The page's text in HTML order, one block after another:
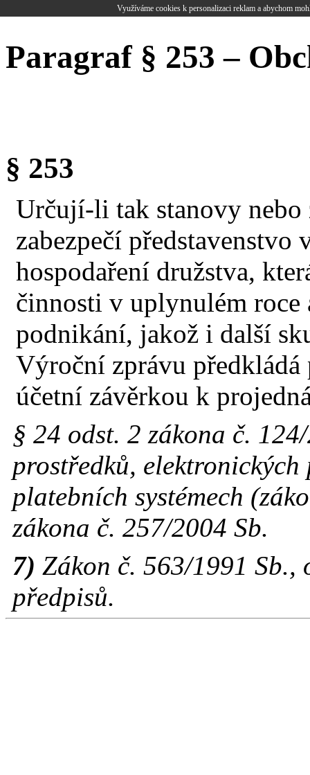
Využíváme cookies k personalizaci reklam a abychom
Paragraf § 253 –
§ 253
Určují-li tak stanovy
zabezpečí
hospodaření družstva,
činnosti v uplynulém
podnikání, jakož i další
Výroční zprávu předkládá
účetní závěrkou k
§ 24 odst. 2 zákona č.
prostředků,
platebních systémech
zákona č. 257/2004 Sb.
7) Zákon č. 563/1991 Sb.,
předpisů.